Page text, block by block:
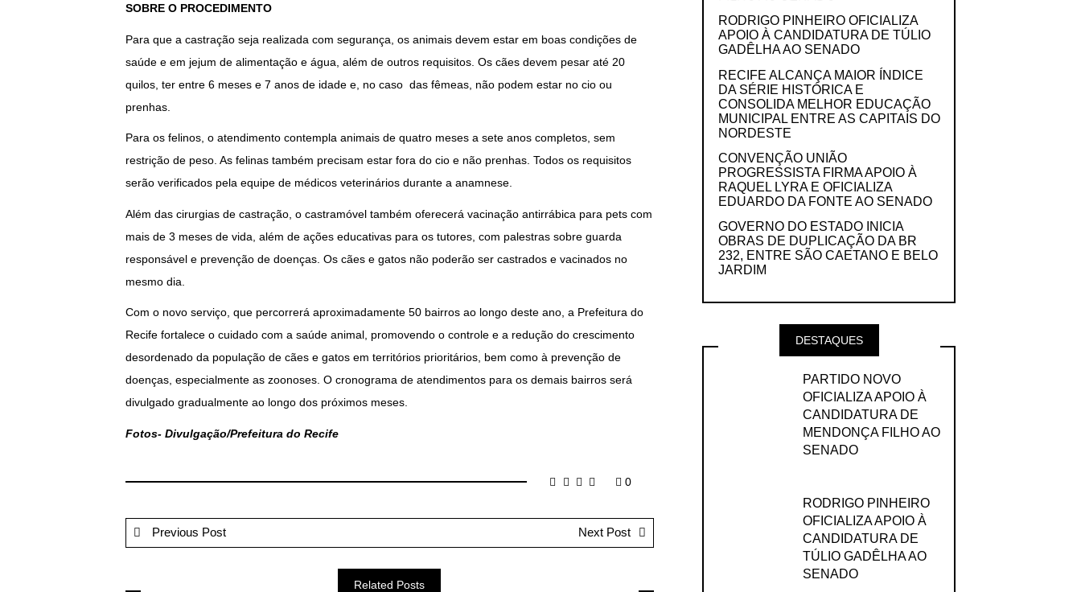
SOBRE O PROCEDIMENTO
Para que a castração seja realizada com segurança, os animais devem estar em boas condições de
saúde e em jejum de alimentação e água, além de outros requisitos. Os cães devem pesar até 20
quilos, ter entre 6 meses e 7 anos de idade e, no caso das fêmeas, não podem estar no cio ou
prenhas.
Para os felinos, o atendimento contempla animais de quatro meses a sete anos completos, sem
restrição de peso. As felinas também precisam estar fora do cio e não prenhas. Todos os requisitos
serão verificados pela equipe de médicos veterinários durante a anamnese.
Além das cirurgias de castração, o castramóvel também oferecerá vacinação antirrábica para pets com
mais de 3 meses de vida, além de ações educativas para os tutores, com palestras sobre guarda
responsável e prevenção de doenças. Os cães e gatos não poderão ser castrados e vacinados no
mesmo dia.
Com o novo serviço, que percorrerá aproximadamente 50 bairros ao longo deste ano, a Prefeitura do
Recife fortalece o cuidado com a saúde animal, promovendo o controle e a redução do crescimento
desordenado da população de cães e gatos em territórios prioritários, bem como à prevenção de
doenças, especialmente as zoonoses. O cronograma de atendimentos para os demais bairros será
divulgado gradualmente ao longo dos próximos meses.
Fotos- Divulgação/Prefeitura do Recife
0
Previous Post Next Post
Related Posts
RODRIGO PINHEIRO OFICIALIZA
APOIO À CANDIDATURA DE TÚLIO
GADÊLHA AO SENADO
RECIFE ALCANÇA MAIOR ÍNDICE
DA SÉRIE HISTÓRICA E
CONSOLIDA MELHOR EDUCAÇÃO
MUNICIPAL ENTRE AS CAPITAIS DO
NORDESTE
CONVENÇÃO UNIÃO
PROGRESSISTA FIRMA APOIO À
RAQUEL LYRA E OFICIALIZA
EDUARDO DA FONTE AO SENADO
GOVERNO DO ESTADO INICIA
OBRAS DE DUPLICAÇÃO DA BR
232, ENTRE SÃO CAETANO E BELO
JARDIM
DESTAQUES
PARTIDO NOVO
OFICIALIZA APOIO À
CANDIDATURA DE
MENDONÇA FILHO AO
SENADO
RODRIGO PINHEIRO
OFICIALIZA APOIO À
CANDIDATURA DE
TÚLIO GADÊLHA AO
SENADO